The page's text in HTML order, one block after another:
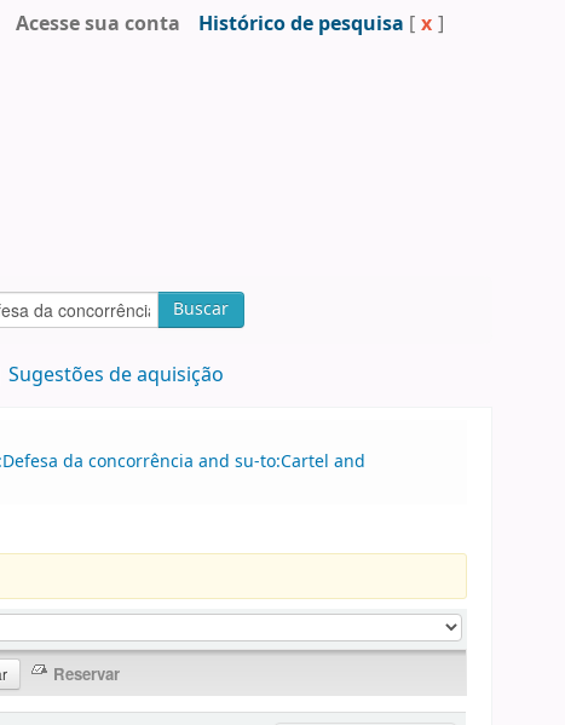
Acesse sua conta Histórico de pesquisa [ x ]
Buscar
Sugestões de aquisição
da concorrência and su-to:Cartel and